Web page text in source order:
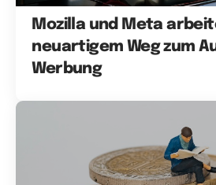
Mozilla und Meta
neuartigem Weg zum
Werbung